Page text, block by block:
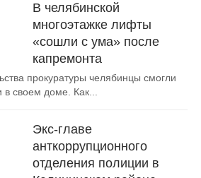
В челябинской
многоэтажке лифты
«сошли с ума» после
капремонта
прокуратуры челябинцы смогли
своем доме. Как...
Экс-главе
анткоррупционного
отделения полиции в